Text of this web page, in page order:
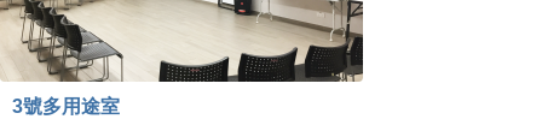
3號多用途室